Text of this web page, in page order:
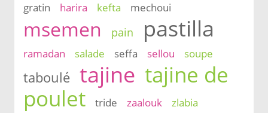
gratin
harira kefta mechoui
msemen pain pastilla
ramadan salade seffa sellou soupe
taboulé tajine tajine de
poulet
tride zaalouk zlabia